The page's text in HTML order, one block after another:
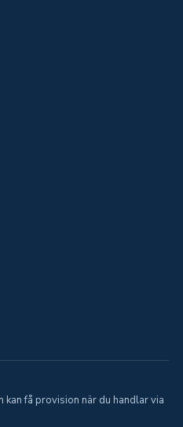
få provision när du handlar via